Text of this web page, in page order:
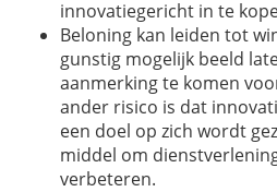
innovatiegericht in te
Beloning kan leiden tot
gunstig mogelijk beeld
aanmerking te komen
ander risico is dat
een doel op zich wordt
middel om
verbeteren.